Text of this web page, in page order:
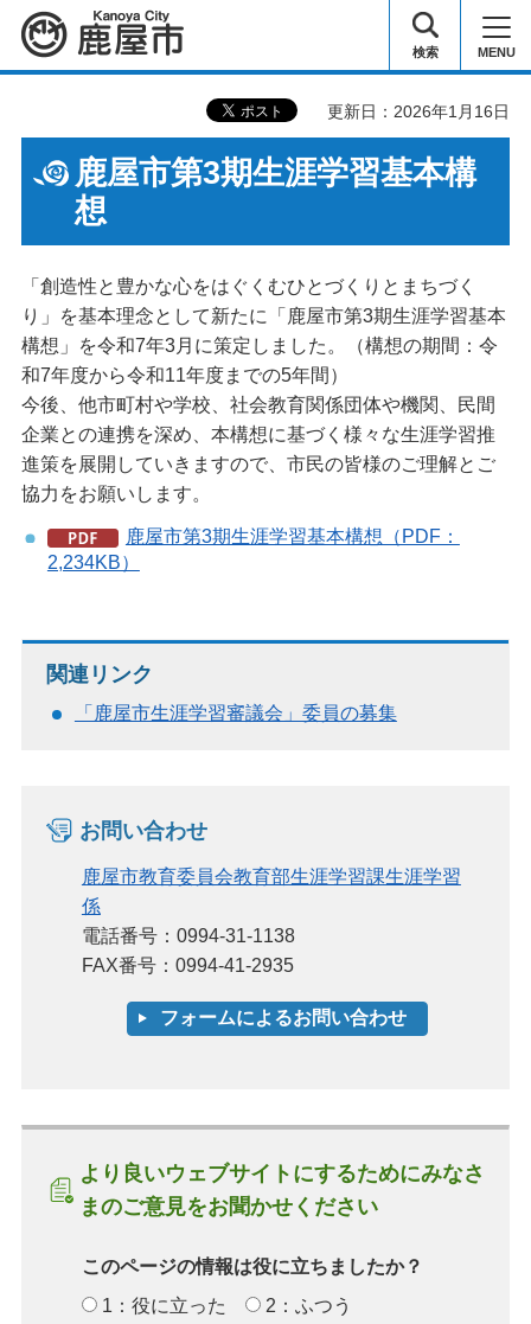
鹿屋市 検索 MENU
更新日：2026年1月16日
鹿屋市第3期生涯学習基本構
想
「創造性と豊かな心をはぐくむひとづくりとまちづく
り」を基本理念として新たに「鹿屋市第3期生涯学習基本
構想」を令和7年3月に策定しました。（構想の期間：令
和7年度から令和11年度までの5年間）
今後、他市町村や学校、社会教育関係団体や機関、民間
企業との連携を深め、本構想に基づく様々な生涯学習推
進策を展開していきますので、市民の皆様のご理解とご
協力をお願いします。
鹿屋市第3期生涯学習基本構想（PDF：
2,234KB）
関連リンク
「鹿屋市生涯学習審議会」委員の募集
お問い合わせ
鹿屋市教育委員会教育部生涯学習課生涯学習
係
電話番号：0994-31-1138
FAX番号：0994-41-2935
より良いウェブサイトにするためにみなさ
まのご意見をお聞かせください
このページの情報は役に立ちましたか？
1：役に立った
2：ふつう